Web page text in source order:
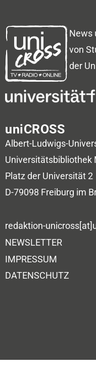
News
von
der
uniCROSS
Albert-Ludwigs-
Universitätsbibliothek
Platz der Universität 2
D-79098 Freiburg im
redaktion-
NEWSLETTER
IMPRESSUM
DATENSCHUTZ